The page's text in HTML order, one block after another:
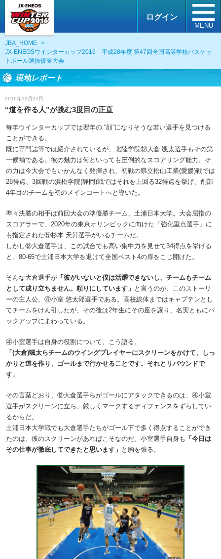
ログイン
MENU
JBA_HOME
>
JX-ENEOSウインターカップ2016 平成28年度 第47回全国高等学校バスケッ
トボール選抜優勝大会
現地レポート
2016年12月27日
“道を作る人”が挑む3度目の正直
毎年ウインターカップでは翌年の “顔”になりそうな若い選手を見つける
ことができる。
既に専門誌等では紹介されているが、北陸学院⑫大倉 颯太選手もその第
一候補である。彼の魅力は何といっても圧倒的なスコアリング能力。そ
の力は今大会でもいかんなく発揮され、初戦の県立松山工業(愛媛)戦では
28得点、3回戦の浜松学院(静岡)戦ではそれを上回る32得点を挙げ、創部
4年目のチームを初のメインコートへと導いた。
準々決勝の相手は前回大会の準優勝チーム、土浦日本大学。大会屈指の
スコアラーで、2020年の東京オリンピックに向けた「強化重点選手」に
も指定された⑤杉本 天昇選手がいるチームだ。
しかし⑫大倉選手は、この試合でも高い集中力を見せて34得点を挙げる
と、80-65で土浦日本大学を退けて全国ベスト4の扉をこじ開けた。
そんな大倉選手が 「彼がいないと僕は活躍できないし、チームもチーム
として成り立ちません。頼りにしています」 と言うのが、このストーリ
ーの主人公、④小室 悠太郎選手である。高校総体まではキャプテンとし
てチームをけん引したが、その後は2年生にその座を譲り、名実ともにバ
ックアップにまわっている。
④小室選手は自身の役割について、こう語る。
「(大倉)颯太らチームのウイングプレイヤーにスクリーンをかけて、しっ
かりと道を作り、ゴールまで行かせることです。それとリバウンドで
す」
その言葉どおり、⑫大倉選手らがゴールにアタックできるのは、④小室
選手がスクリーンに立ち、厳しくマークするディフェンスをずらしてい
るからだ。
土浦日本大学戦でも大倉選手たちがゴール下で多く得点することができ
たのは、彼のスクリーンがあればこそなのだ。小室選手自身も 「今日は
その仕事が徹底してできたと思います」 と胸を張る。